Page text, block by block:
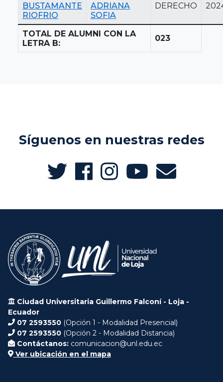
BUSTAMANTE
RIOFRIO
ADRIANA
SOFIA
DERECHO
TOTAL DE ALUMNI CON LA
LETRA B:
023
Síguenos en nuestras redes
Ciudad Universitaria Guillermo Falconí - Loja -
Ecuador
07 2593550 (Opción 1 - Modalidad Presencial)
07 2593550 (Opción 2 - Modalidad Distancia)
Contáctanos: comunicacion@unl.edu.ec
Ver ubicación en el mapa